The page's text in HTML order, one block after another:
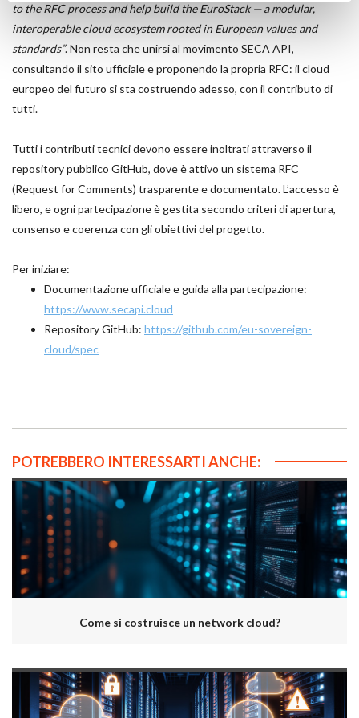
to the RFC process and help build the EuroStack — a modular,
interoperable cloud ecosystem rooted in European values and
standards”. Non resta che unirsi al movimento SECA API,
consultando il sito ufficiale e proponendo la propria RFC: il cloud
europeo del futuro si sta costruendo adesso, con il contributo di
tutti.
Tutti i contributi tecnici devono essere inoltrati attraverso il
repository pubblico GitHub, dove è attivo un sistema RFC
(Request for Comments) trasparente e documentato. L’accesso è
libero, e ogni partecipazione è gestita secondo criteri di apertura,
consenso e coerenza con gli obiettivi del progetto.
Per iniziare:
Documentazione ufficiale e guida alla partecipazione:
https://www.secapi.cloud
Repository GitHub: https://github.com/eu-sovereign-
cloud/spec
POTREBBERO INTERESSARTI ANCHE:
Come si costruisce un network cloud?